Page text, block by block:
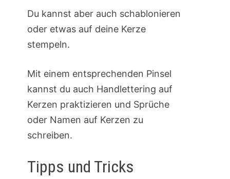
Du kannst aber auch schablonieren
oder etwas auf deine Kerze
stempeln.
Mit einem entsprechenden Pinsel
kannst du auch Handlettering auf
Kerzen praktizieren und Sprüche
oder Namen auf Kerzen zu
schreiben.
Tipps und Tricks